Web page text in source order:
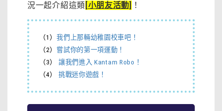
況一起介紹這類 [小朋友活動] ！
（1）我們上那輛幼稚園校車吧！
（2） 嘗試你的第一項運動！
（3） 讓我們進入 Kantam Robo！
（4） 挑戰迷你遊戲！